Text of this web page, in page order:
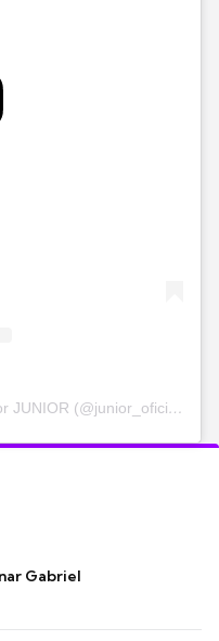
Uma publicação compartilhada por JUNIOR (@junior_oficial)
Gabriel